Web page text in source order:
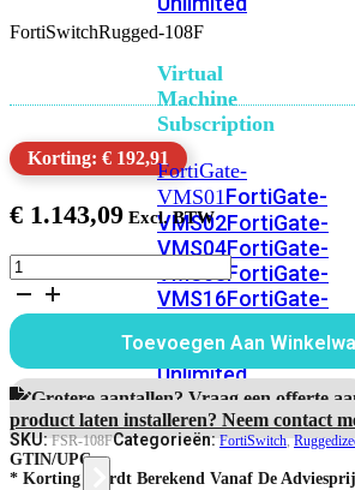
Virtual
Machine
Subscription
FortiGate-
VMS01FortiGate-
VMS02FortiGate-
VMS04FortiGate-
VMS08FortiGate-
VMS16FortiGate-
VMS
Unlimited
Switch
FortiSwitchRugged-108F
Korting: € 192,91
€ 1.143,09
FortiSwitchRugged-
108F
aantal
Toevoegen Aan
Grotere aantallen? Vraag een offerte
product laten installeren? Neem contact
SKU:FSR-108FCategorieën:FortiSwitch,
GTIN/UPC:
* Korting Wordt Berekend Vanaf De